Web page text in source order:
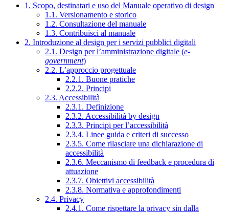
1. Scopo, destinatari e uso del Manuale operativo di design
1.1. Versionamento e storico
1.2. Consultazione del manuale
1.3. Contribuisci al manuale
2. Introduzione al design per i servizi pubblici digitali
2.1. Design per l’amministrazione digitale (e-
government)
2.2. L’approccio progettuale
2.2.1. Buone pratiche
2.2.2. Principi
2.3. Accessibilità
2.3.1. Definizione
2.3.2. Accessibilità by design
2.3.3. Principi per l’accessibilità
2.3.4. Linee guida e criteri di successo
2.3.5. Come rilasciare una dichiarazione di
accessibilità
2.3.6. Meccanismo di feedback e procedura di
attuazione
2.3.7. Obiettivi accessibilità
2.3.8. Normativa e approfondimenti
2.4. Privacy
2.4.1. Come rispettare la privacy sin dalla